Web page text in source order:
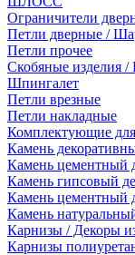
Ограничители
Петли дверные /
Петли прочее
Скобяные изделия
Шпингалет
Петли врезные
Петли накладные
Комплектующие
Камень
Камень цементный
Камень гипсовый
Камень цементный
Камень
Карнизы / Декоры
Карнизы